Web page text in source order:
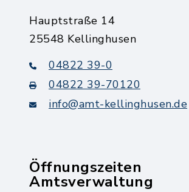
Hauptstraße 14
25548 Kellinghusen
04822 39-0
04822 39-70120
info@amt-kellinghusen.de
Öffnungszeiten
Amtsverwaltung